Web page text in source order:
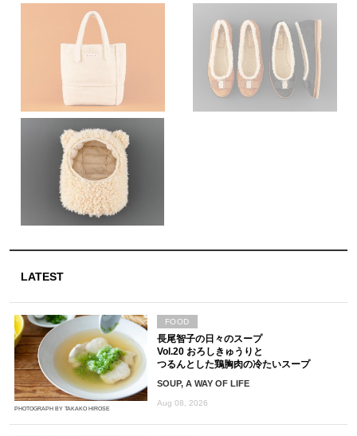
LATEST
PHOTOGRAPH BY TAKAKO HIROSE
長尾智子の日々のスープ
Vol.20 おろしきゅうりと
つるんとした鶏胸肉の冷たいスープ
SOUP, A WAY OF LIFE
Aug 08, 2026
FOOD